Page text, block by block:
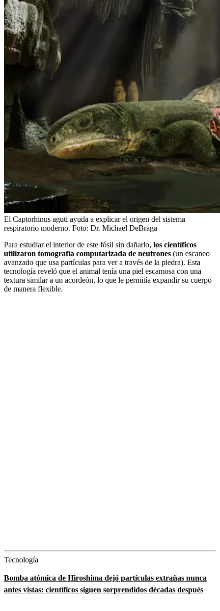
El Captorhinus aguti ayuda a explicar el origen del sistema
respiratorio moderno. Foto: Dr. Michael DeBraga
Para estudiar el interior de este fósil sin dañarlo, los científicos
utilizaron tomografía computarizada de neutrones (un escaneo
avanzado que usa partículas para ver a través de la piedra). Esta
tecnología reveló que el animal tenía una piel escamosa con una
textura similar a un acordeón, lo que le permitía expandir su cuerpo
de manera flexible.
Tecnología
Bomba atómica de Hiroshima dejó partículas extrañas nunca
antes vistas: científicos siguen sorprendidos décadas después